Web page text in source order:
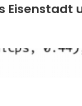
Eisenstadt